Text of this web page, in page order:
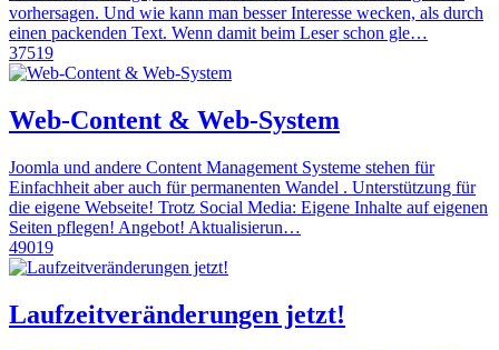
vorhersagen. Und wie kann man besser Interesse wecken, als durch
einen packenden Text. Wenn damit beim Leser schon gle…
37519
Web-Content & Web-System
Joomla und andere Content Management Systeme stehen für
Einfachheit aber auch für permanenten Wandel . Unterstützung für
die eigene Webseite! Trotz Social Media: Eigene Inhalte auf eigenen
Seiten pflegen! Angebot! Aktualisierun…
49019
Laufzeitveränderungen jetzt!